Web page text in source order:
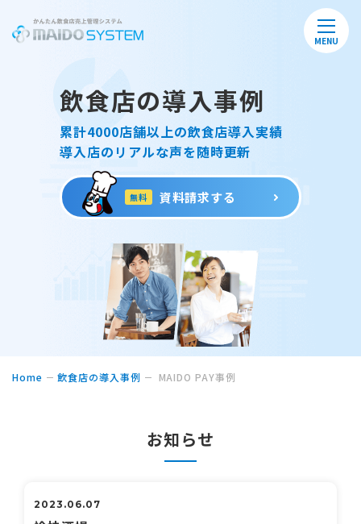
MENU
飲食店の導入事例
累計4000店舗以上の飲食店導入実績
導入店のリアルな声を随時更新
無料 資料請求する
Home 飲食店の導入事例 MAIDO PAY事例
お知らせ
2023.06.07